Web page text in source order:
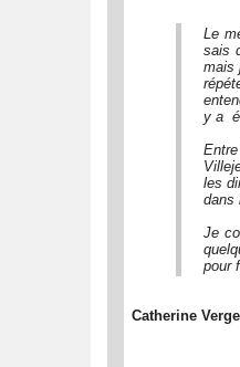
Le
sais
mais
y a
les
dans
Je
pour
Catherine